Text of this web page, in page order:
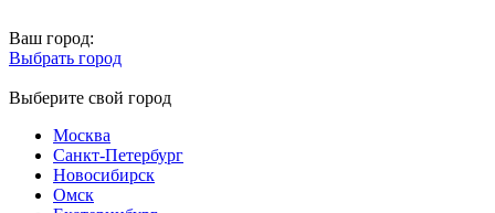
Ваш город:
Выбрать город
Выберите свой город
Москва
Санкт-Петербург
Новосибирск
Омск